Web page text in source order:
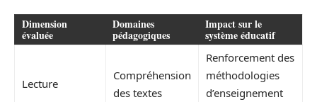
Dimension
évaluée
Domaines
pédagogiques
Impact sur le
système éducatif
Lecture
Compréhension
des textes
Renforcement des
méthodologies
d’enseignement